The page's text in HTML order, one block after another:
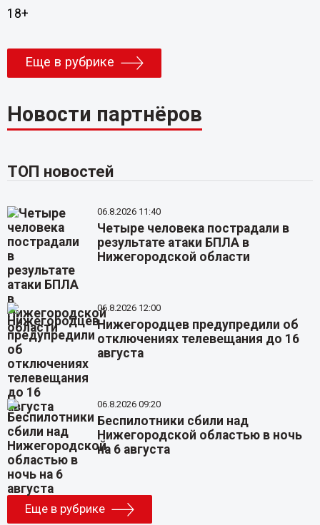
18+
Еще в рубрике
Новости партнёров
ТОП новостей
06.8.2026 11:40
Четыре человека пострадали в
результате атаки БПЛА в
Нижегородской области
06.8.2026 12:00
Нижегородцев предупредили об
отключениях телевещания до 16
августа
06.8.2026 09:20
Беспилотники сбили над
Нижегородской областью в ночь
на 6 августа
Еще в рубрике